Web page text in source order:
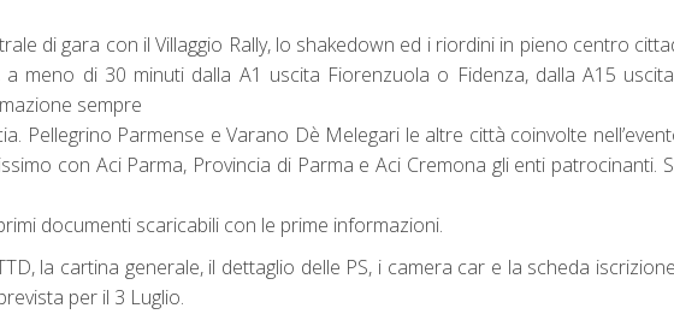
di gara con il Villaggio Rally, lo shakedown ed i riordini in pieno centro
a meno di 30 minuti dalla A1 uscita Fiorenzuola o Fidenza, dalla A15
sempre
Pellegrino Parmense e Varano Dè Melegari le altre città coinvolte
con Aci Parma, Provincia di Parma e Aci Cremona gli enti patrocinanti.
documenti scaricabili con le prime informazioni.
la cartina generale, il dettaglio delle PS, i camera car e la scheda
per il 3 Luglio.